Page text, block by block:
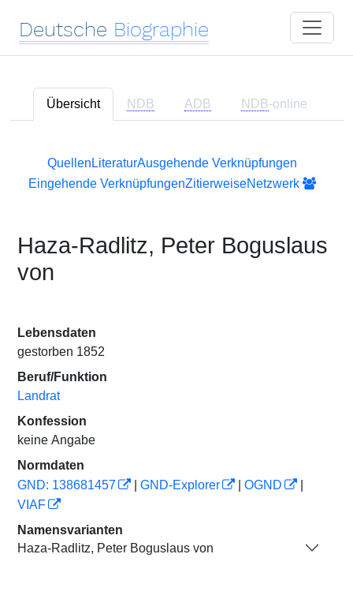
Deutsche Biographie
Übersicht NDB ADB NDB-online
Quellen LiteraturAusgehende Verknüpfungen
Eingehende VerknüpfungenZitierweiseNetzwerk
Haza-Radlitz, Peter Boguslaus
von
Lebensdaten
gestorben 1852
Beruf/Funktion
Landrat
Konfession
keine Angabe
Normdaten
GND: 138681457
GND-Explorer OGND
VIAF
Namensvarianten
Haza-Radlitz, Peter Boguslaus von